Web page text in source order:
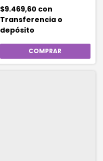
$9.469,60 con
Transferencia o
depósito